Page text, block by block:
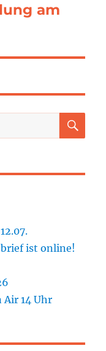
am
ist online!
14 Uhr